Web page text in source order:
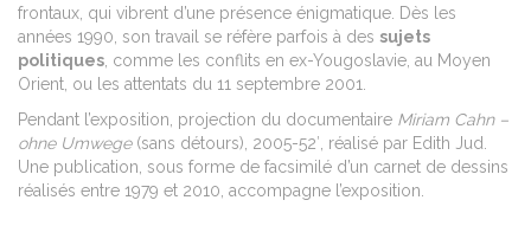
frontaux, qui vibrent d’une présence énigmatique. Dès les
années 1990, son travail se réfère parfois à des sujets
politiques , comme les conflits en ex-Yougoslavie, au Moyen
Orient, ou les attentats du 11 septembre 2001.
Pendant l’exposition, projection du documentaire Miriam Cahn –
ohne Umwege (sans détours), 2005-52′, réalisé par Edith Jud.
Une publication, sous forme de facsimilé d’un carnet de dessins
réalisés entre 1979 et 2010, accompagne l’exposition.